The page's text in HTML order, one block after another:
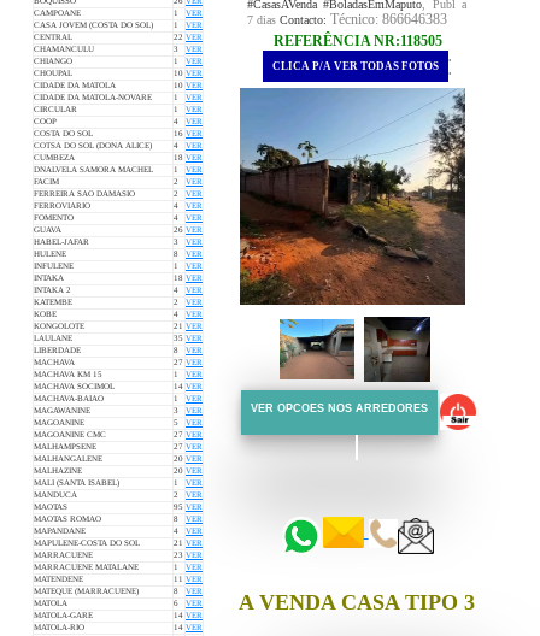
CAMPOANE
1
VER
CASA JOVEM (COSTA DO SOL)
1
VER
CENTRAL
22 VER
CHAMANCULU
3
VER
CHIANGO
1
VER
CHOUPAL
10 VER
CIDADE DA MATOLA
10 VER
CIDADE DA MATOLA-NOVARE
1
VER
CIRCULAR
1
VER
COOP
4
VER
COSTA DO SOL
16 VER
COTSA DO SOL (DONA ALICE)
4
VER
CUMBEZA
18 VER
DNALVELA SAMORA MACHEL
1
VER
FACIM
2
VER
FERREIRA SAO DAMASIO
2
VER
FERROVIARIO
4
VER
FOMENTO
4
VER
GUAVA
26 VER
HABEL-JAFAR
3
VER
HULENE
8
VER
INFULENE
1
VER
INTAKA
18 VER
INTAKA 2
4
VER
KATEMBE
2
VER
KOBE
4
VER
KONGOLOTE
21 VER
LAULANE
35 VER
LIBERDADE
8
VER
MACHAVA
27 VER
MACHAVA KM 15
1
VER
MACHAVA SOCIMOL
14 VER
MACHAVA-BAIAO
1
VER
MAGAWANINE
3
VER
MAGOANINE
5
VER
MAGOANINE CMC
27 VER
MALHAMPSENE
27 VER
MALHANGALENE
20 VER
MALHAZINE
20 VER
MALI (SANTA ISABEL)
1
VER
MANDUCA
2
VER
MAOTAS
95 VER
MAOTAS ROMAO
8
VER
MAPANDANE
4
VER
MAPULENE-COSTA DO SOL
21 VER
MARRACUENE
23 VER
MARRACUENE MATALANE
1
VER
MATENDENE
11 VER
MATEQUE (MARRACUENE)
8
VER
MATOLA
6
VER
MATOLA-GARE
14 VER
MATOLA-RIO
14 VER
#CasasAVenda #BoladasEmMaputo , Publ a
7 dias Contacto: Técnico: 866646383
REFERÊNCIA NR:118505
.
CLICA P/A VER TODAS FOTOS .
VER OPCOES NOS ARREDORES
A VENDA CASA TIPO 3